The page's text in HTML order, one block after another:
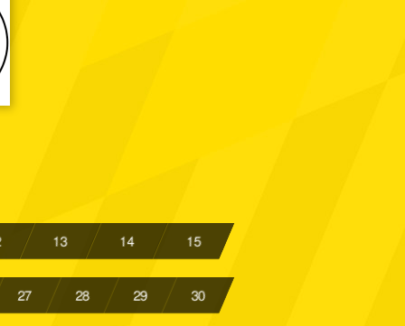
II
II
II
/ Euchen Spielbericht
II Spielbericht
Spielbericht
13 14 15
27 28 29 30